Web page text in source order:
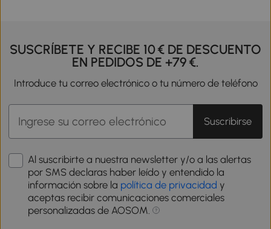
SUSCRÍBETE Y RECIBE 10 € DE DESCUENTO
EN PEDIDOS DE +79 €.
Introduce tu correo electrónico o tu número de teléfono
Suscribirse
Al suscribirte a nuestra newsletter y/o a las alertas
por SMS declaras haber leído y entendido la
información sobre la política de privacidad y
aceptas recibir comunicaciones comerciales
personalizadas de AOSOM.